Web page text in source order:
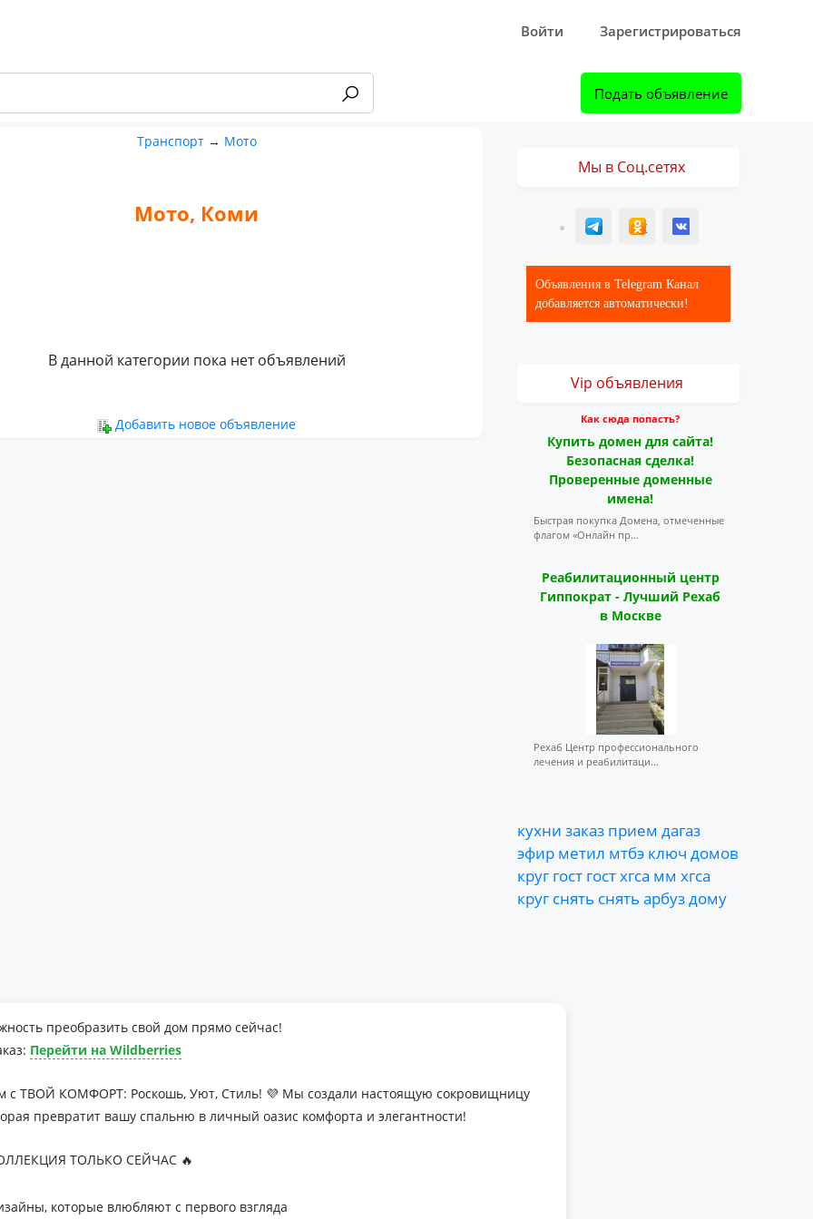
Войти Зарегистрироваться
Подать объявление
Транспорт→ Мото
Мото, Коми
В данной категории пока нет объявлений
Добавить новое объявление
Мы в Соц.сетях
T ОК ВК
Объявления в Telegram Канал
добавляется автоматически!
Vip объявления
Как сюда попасть?
Купить домен для сайта!
Безопасная сделка!
Проверенные доменные
имена!
Быстрая покупка Домена, отмеченные
флагом «Онлайн пр...
Реабилитационный центр
Гиппократ - Лучший Рехаб
в Москве
Рехаб Центр профессионального
лечения и реабилитаци...
кухни заказ прием дагаз
эфир метил мтбэ ключ домов
круг гост гостхгса мм хгса
круг снять снять арбуздому
преобразить свой дом прямо сейчас!
Перейти на Wildberries
с ТВОЙ КОМФОРТ: Роскошь, Уют, Стиль! 💜 Мы создали настоящую сокровищницу
превратит вашу спальню в личный оазис комфорта и элегантности!
ТОЛЬКО СЕЙЧАС 🔥
которые влюбляют с первого взгляда